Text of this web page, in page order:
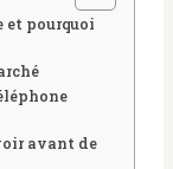
et pourquoi
avant de